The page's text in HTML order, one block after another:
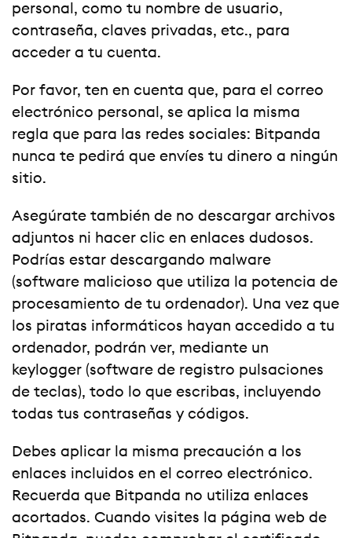
personal, como tu nombre de usuario,
contraseña, claves privadas, etc., para
acceder a tu cuenta.
Por favor, ten en cuenta que, para el correo
electrónico personal, se aplica la misma
regla que para las redes sociales: Bitpanda
nunca te pedirá que envíes tu dinero a ningún
sitio.
Asegúrate también de no descargar archivos
adjuntos ni hacer clic en enlaces dudosos.
Podrías estar descargando malware
(software malicioso que utiliza la potencia de
procesamiento de tu ordenador). Una vez que
los piratas informáticos hayan accedido a tu
ordenador, podrán ver, mediante un
keylogger (software de registro pulsaciones
de teclas), todo lo que escribas, incluyendo
todas tus contraseñas y códigos.
Debes aplicar la misma precaución a los
enlaces incluidos en el correo electrónico.
Recuerda que Bitpanda no utiliza enlaces
acortados. Cuando visites la página web de